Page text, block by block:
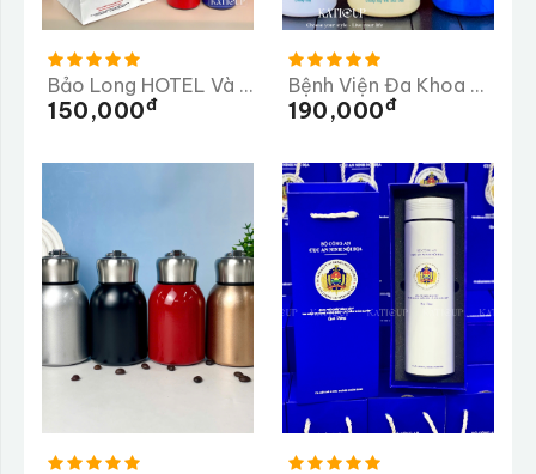
Bảo Long HOTEL Và PEAK COFFEE
150,000Đ
Bệnh Viện Đa Khoa Hoàn Mỹ
190,000Đ